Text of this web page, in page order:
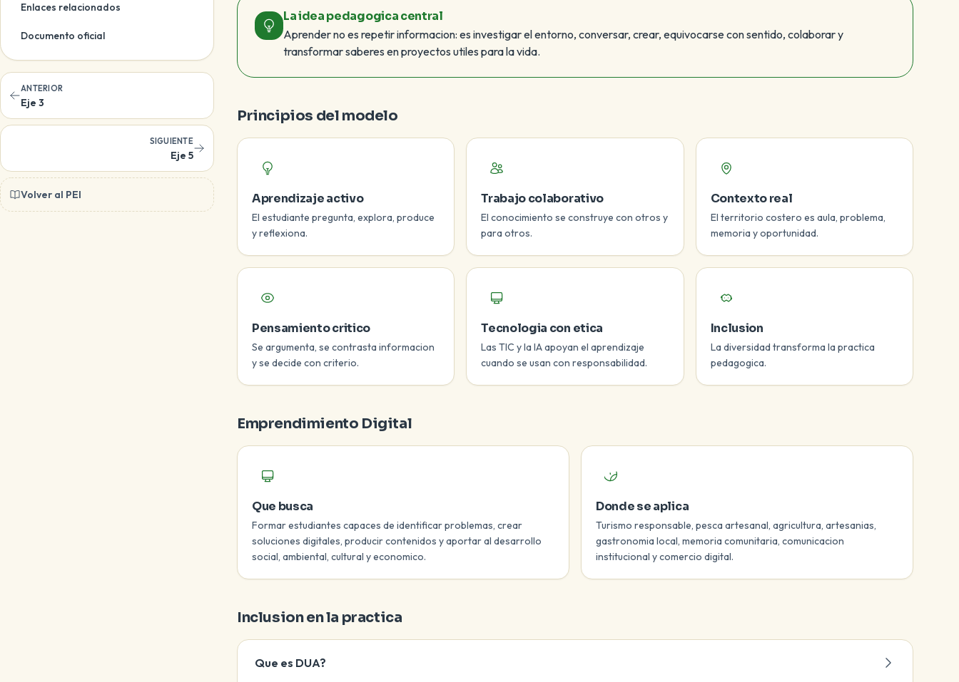
Enlaces relacionados
Documento oficial
ANTERIOR
Eje 3
SIGUIENTE
Eje 5
Volver al PEI
La idea pedagogica central
Aprender no es repetir informacion: es investigar el entorno, conversar, crear, equivocarse con sentido, colaborar y
transformar saberes en proyectos utiles para la vida.
Principios del modelo
Aprendizaje activo
El estudiante pregunta, explora, produce
y reflexiona.
Trabajo colaborativo
El conocimiento se construye con otros y
para otros.
Contexto real
El territorio costero es aula, problema,
memoria y oportunidad.
Pensamiento critico
Se argumenta, se contrasta informacion
y se decide con criterio.
Tecnologia con etica
Las TIC y la IA apoyan el aprendizaje
cuando se usan con responsabilidad.
Inclusion
La diversidad transforma la practica
pedagogica.
Emprendimiento Digital
Que busca
Formar estudiantes capaces de identificar problemas, crear
soluciones digitales, producir contenidos y aportar al desarrollo
social, ambiental, cultural y economico.
Donde se aplica
Turismo responsable, pesca artesanal, agricultura, artesanias,
gastronomia local, memoria comunitaria, comunicacion
institucional y comercio digital.
Inclusion en la practica
Que es DUA?